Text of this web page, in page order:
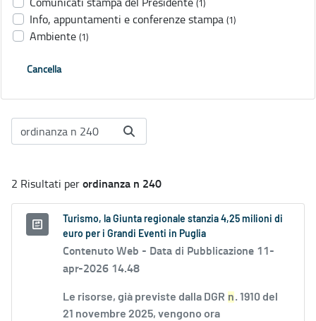
(1)
Info, appuntamenti e conferenze stampa (1)
Ambiente (1)
Cancella
2 Risultati perordinanza n 240
Turismo, la Giunta regionale stanzia 4,25 milioni di
euro per i Grandi Eventi in Puglia
Contenuto Web - Data di Pubblicazione 11-
apr-2026 14.48
Le risorse, già previste dalla DGR n. 1910 del
21 novembre 2025, vengono ora